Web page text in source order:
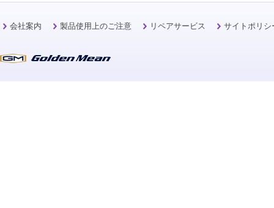
会社案内 製品使用上のご注意 リペアサービス サイトポリシ